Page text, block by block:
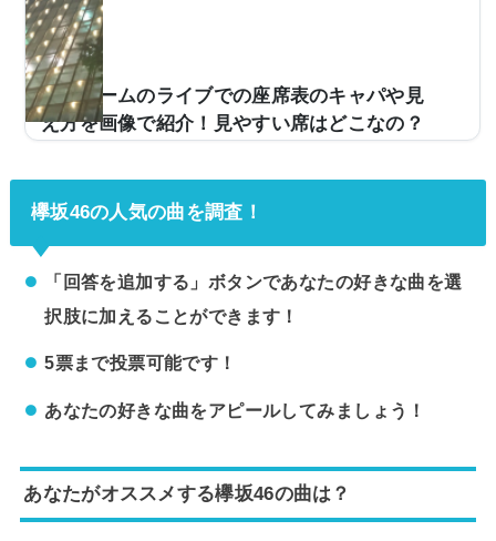
そこで、福岡国際センターの座席表や座席からの眺めを
画像付きでご紹介し、全体的な見やすさはどんな感じな
のかをまとめました。福岡国際センターの座席表とキャ
パは？福岡国際センターの座席表の画像は以下の通りで
す。【2015年「乃木坂46」ライブ時の座席表】【2017
年...
東京ドームのライブでの座席表のキャパや見
え方を画像で紹介！見やすい席はどこなの？
京ドーム。キャパは約57,000人と大規模な造りとなって
おり、第一線で活躍するアーティストがツアー会場など
われるライブに行くけど、座席からの見え方ってどうな
の？」などとイメージが湧かない方も多いと思います。
実際の画像付きでご紹介し、見やすい席はどこなのかに
ついてもまとめてみました。東京ドームのライブでの座
席表とキャパは？東京ドームのライブ時の座席表の...
欅坂46の人気の曲を調査！
「回答を追加する」ボタンであなたの好きな曲を選
択肢に加えることができます！
5票まで投票可能です！
あなたの好きな曲をアピールしてみましょう！
あなたがオススメする欅坂46の曲は？